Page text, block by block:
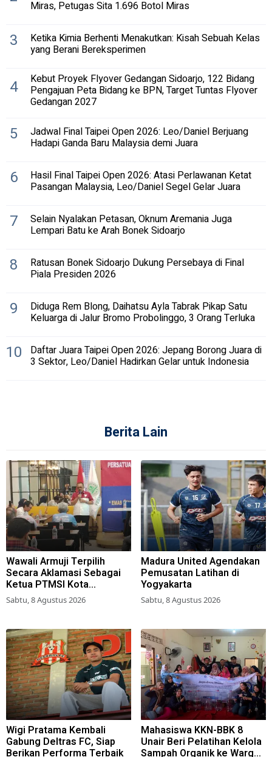
Miras, Petugas Sita 1.696 Botol Miras
3 Ketika Kimia Berhenti Menakutkan: Kisah Sebuah Kelas
yang Berani Bereksperimen
4 Kebut Proyek Flyover Gedangan Sidoarjo, 122 Bidang
Pengajuan Peta Bidang ke BPN, Target Tuntas Flyover
Gedangan 2027
5 Jadwal Final Taipei Open 2026: Leo/Daniel Berjuang
Hadapi Ganda Baru Malaysia demi Juara
6 Hasil Final Taipei Open 2026: Atasi Perlawanan Ketat
Pasangan Malaysia, Leo/Daniel Segel Gelar Juara
7 Selain Nyalakan Petasan, Oknum Aremania Juga
Lempari Batu ke Arah Bonek Sidoarjo
8 Ratusan Bonek Sidoarjo Dukung Persebaya di Final
Piala Presiden 2026
9 Diduga Rem Blong, Daihatsu Ayla Tabrak Pikap Satu
Keluarga di Jalur Bromo Probolinggo, 3 Orang Terluka
10 Daftar Juara Taipei Open 2026: Jepang Borong Juara di
3 Sektor, Leo/Daniel Hadirkan Gelar untuk Indonesia
Berita Lain
Wawali Armuji Terpilih
Secara Aklamasi Sebagai
Ketua PTMSI Kota
Surabaya
Sabtu, 8 Agustus 2026
Madura United Agendakan
Pemusatan Latihan di
Yogyakarta
Sabtu, 8 Agustus 2026
Wigi Pratama Kembali
Gabung Deltras FC, Siap
Berikan Performa Terbaik
Mahasiswa KKN-BBK 8
Unair Beri Pelatihan Kelola
Sampah Organik ke Warga